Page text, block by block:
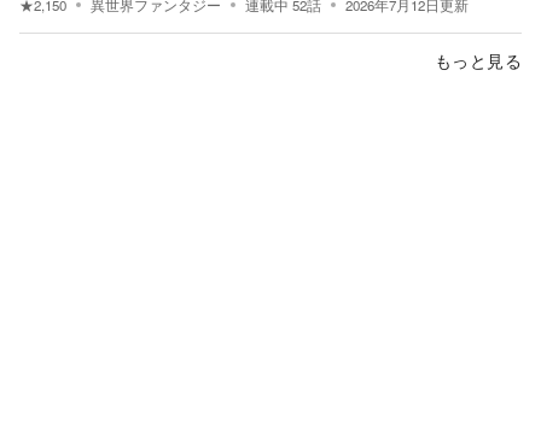
★2,150 異世界ファンタジー 連載中 52話 2026年7月12日更新
もっと見る